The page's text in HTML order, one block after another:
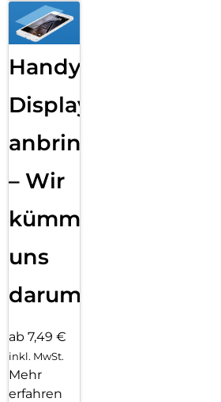
Handy
Displayfolie
anbringen
– Wir
kümmern
uns
darum!
ab 7,49 €
inkl. MwSt.
Mehr
erfahren